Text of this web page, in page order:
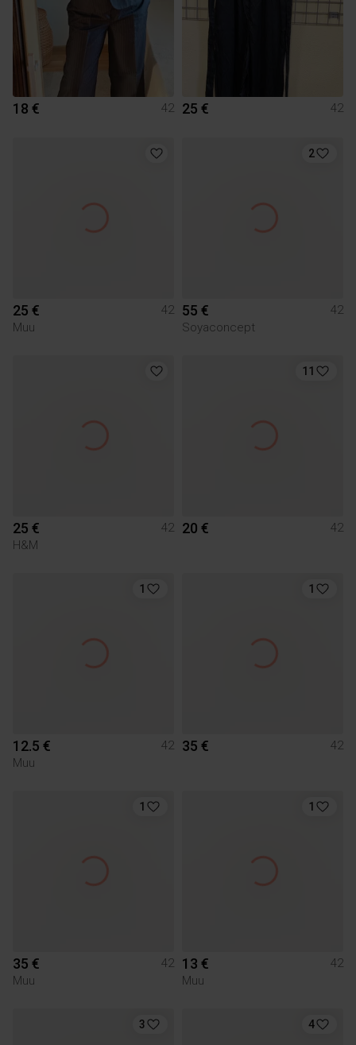
18 € 42 25 € 42
25 €
42
Muu
2
55 €
42
Soyaconcept
25 €
42
H&M
11
20 € 42
1
12.5 €
42
Muu
1
35 € 42
1
35 €
42
Muu
1
13 €
42
Muu
3 4